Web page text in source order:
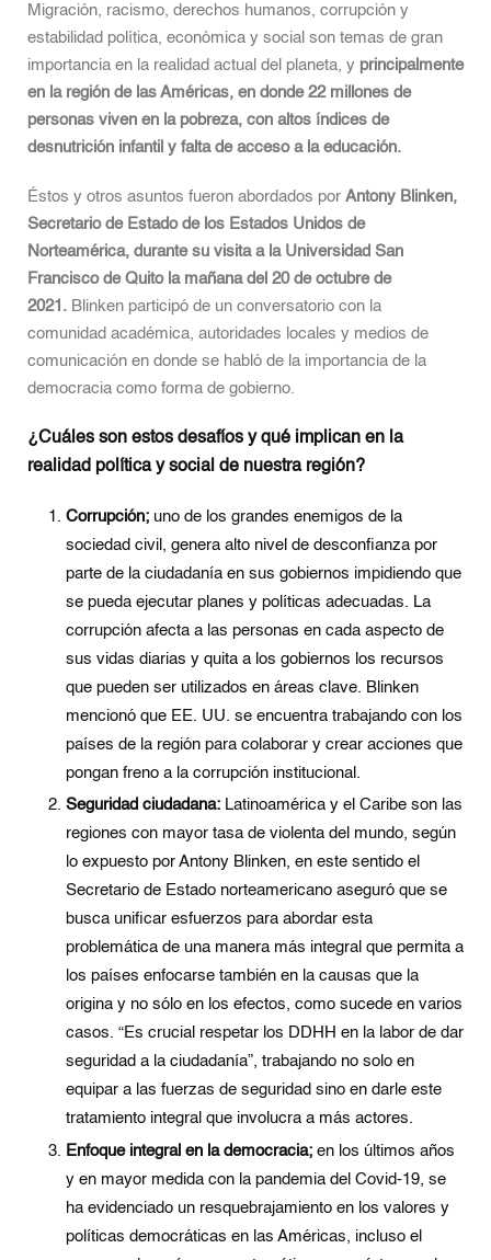
Migración, racismo, derechos humanos, corrupción y
estabilidad política, económica y social son temas de gran
importancia en la realidad actual del planeta, y principalmente
en la región de las Américas, en donde 22 millones de
personas viven en la pobreza, con altos índices de
desnutrición infantil y falta de acceso a la educación.
Éstos y otros asuntos fueron abordados por Antony Blinken,
Secretario de Estado de los Estados Unidos de
Norteamérica, durante su visita a la Universidad San
Francisco de Quito la mañana del 20 de octubre de
2021. Blinken participó de un conversatorio con la
comunidad académica, autoridades locales y medios de
comunicación en donde se habló de la importancia de la
democracia como forma de gobierno.
¿Cuáles son estos desafíos y qué implican en la
realidad política y social de nuestra región?
Corrupción; uno de los grandes enemigos de la
sociedad civil, genera alto nivel de desconfianza por
parte de la ciudadanía en sus gobiernos impidiendo que
se pueda ejecutar planes y políticas adecuadas. La
corrupción afecta a las personas en cada aspecto de
sus vidas diarias y quita a los gobiernos los recursos
que pueden ser utilizados en áreas clave. Blinken
mencionó que EE. UU. se encuentra trabajando con los
países de la región para colaborar y crear acciones que
pongan freno a la corrupción institucional.
Seguridad ciudadana: Latinoamérica y el Caribe son las
regiones con mayor tasa de violenta del mundo, según
lo expuesto por Antony Blinken, en este sentido el
Secretario de Estado norteamericano aseguró que se
busca unificar esfuerzos para abordar esta
problemática de una manera más integral que permita a
los países enfocarse también en la causas que la
origina y no sólo en los efectos, como sucede en varios
casos. “Es crucial respetar los DDHH en la labor de dar
seguridad a la ciudadanía”, trabajando no solo en
equipar a las fuerzas de seguridad sino en darle este
tratamiento integral que involucra a más actores.
Enfoque integral en la democracia; en los últimos años
y en mayor medida con la pandemia del Covid-19, se
ha evidenciado un resquebrajamiento en los valores y
políticas democráticas en las Américas, incluso el